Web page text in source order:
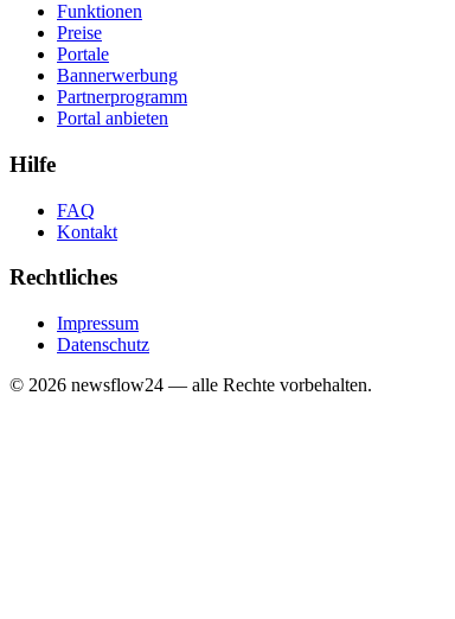
Funktionen
Preise
Portale
Bannerwerbung
Partnerprogramm
Portal anbieten
Hilfe
FAQ
Kontakt
Rechtliches
Impressum
Datenschutz
© 2026 newsflow24 — alle Rechte vorbehalten.